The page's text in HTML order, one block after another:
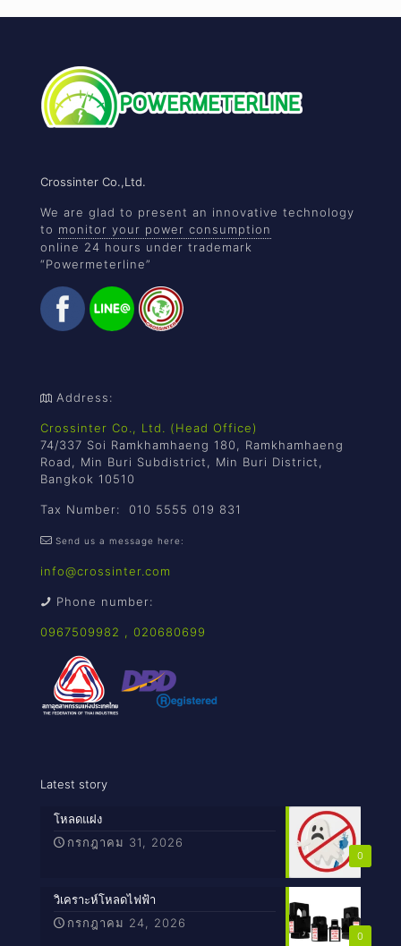
Crossinter Co.,Ltd.
We are glad to present an innovative technology
to monitor your power consumption
online 24 hours under trademark
“Powermeterline”
Address:
Crossinter Co., Ltd. (Head Office)
74/337 Soi Ramkhamhaeng 180, Ramkhamhaeng
Road, Min Buri Subdistrict, Min Buri District,
Bangkok 10510
Tax Number: 010 5555 019 831
Send us a message here:
info@crossinter.com
Phone number:
0967509982 020680699
Latest story
0
โหลดแฝง
กรกฎาคม 31, 2026
0
วิเคราะห์โหลดไฟฟ้า
กรกฎาคม 24, 2026